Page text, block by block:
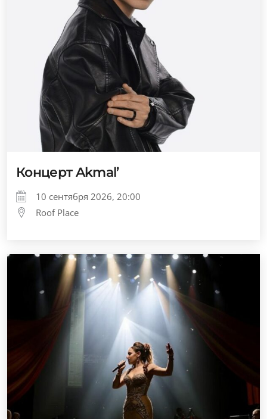
Концерт Akmal’
10 сентября 2026, 20:00
Roof Place